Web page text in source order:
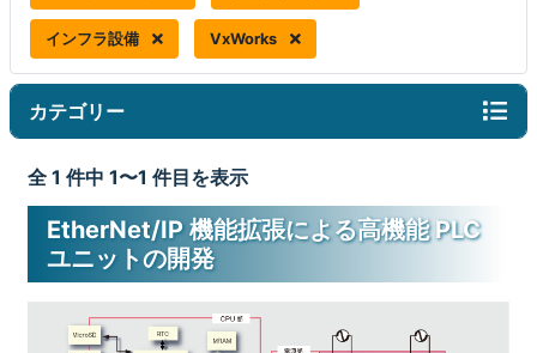
インフラ設備 VxWorks
カテゴリー
全 1 件中 1〜1 件目を表示
EtherNet/IP 機能拡張による高機能 PLC
ユニットの開発